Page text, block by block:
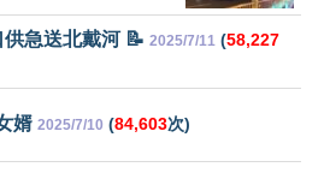
急送北戴河 📝 2025/7/11 (58,227
婿 2025/7/10 (84,603次)